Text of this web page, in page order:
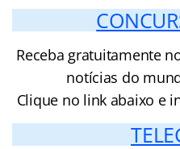
Receba gratuitamente
notícias do
Clique no link abaixo e